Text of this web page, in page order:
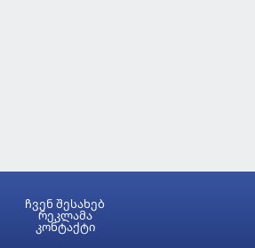
ჩვენ შესახებ
რეკლამა
კონტაქტი